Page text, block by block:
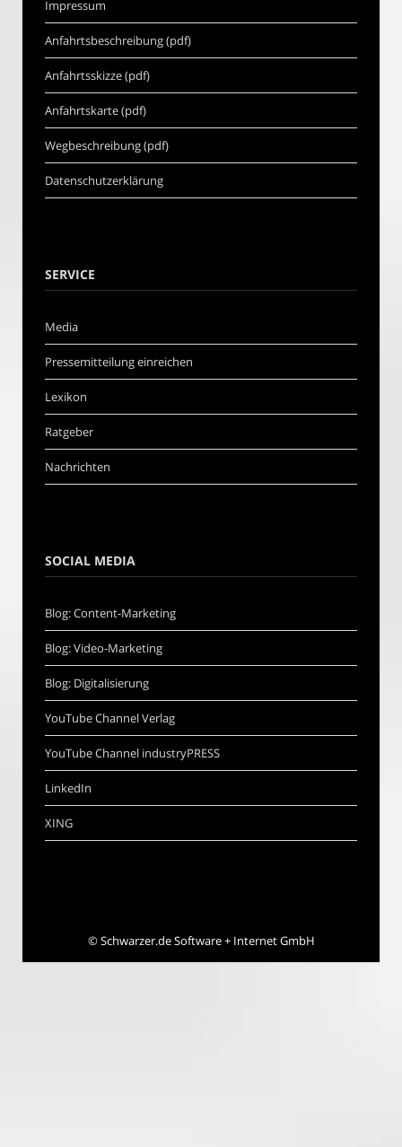
Impressum
Anfahrtsbeschreibung (pdf)
Anfahrtsskizze (pdf)
Anfahrtskarte (pdf)
Wegbeschreibung (pdf)
Datenschutzerklärung
SERVICE
Media
Pressemitteilung einreichen
Lexikon
Ratgeber
Nachrichten
SOCIAL MEDIA
Blog: Content-Marketing
Blog: Video-Marketing
Blog: Digitalisierung
YouTube Channel Verlag
YouTube Channel industryPRESS
LinkedIn
XING
©Schwarzer.de Software + Internet GmbH